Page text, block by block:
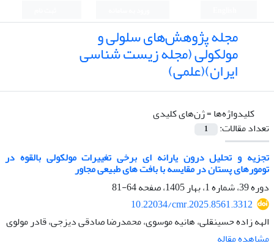
مجله پژوهش‌های سلولی و
مولکولی (مجله زیست شناسی
ایران)(علمی)
کلیدواژه‌ها =ژن‌های کلیدی
تعداد مقالات:
1
تجزیه و تحلیل درون یارانه ای برخی تغییرات مولکولی بالقوه در
تومورهای پستان در مقایسه با بافت های طبیعی مجاور
دوره 39، شماره 1، بهار 1405، صفحه
64-81
10.22034/cmr.2025.8561.3312
الهه زاده حسینقلی، هانیه موسوی، محمدرضا صادقی دیزجی، قادر مولوی
مشاهده مقاله